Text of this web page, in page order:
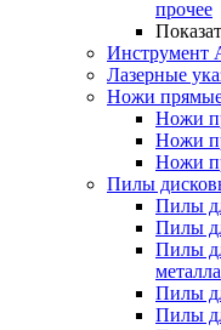
прочее
Инструмент
Лазерные
Ножи
Ножи
Ножи
Ножи
Пилы
Пилы
Пилы
Пилы
металла
Пилы
Пилы